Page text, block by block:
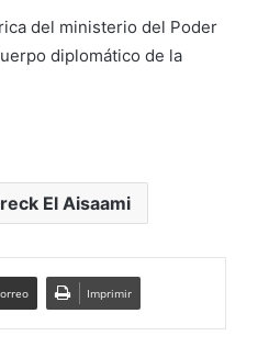
del ministerio del Poder
diplomático de la
El Aisaami
Imprimir